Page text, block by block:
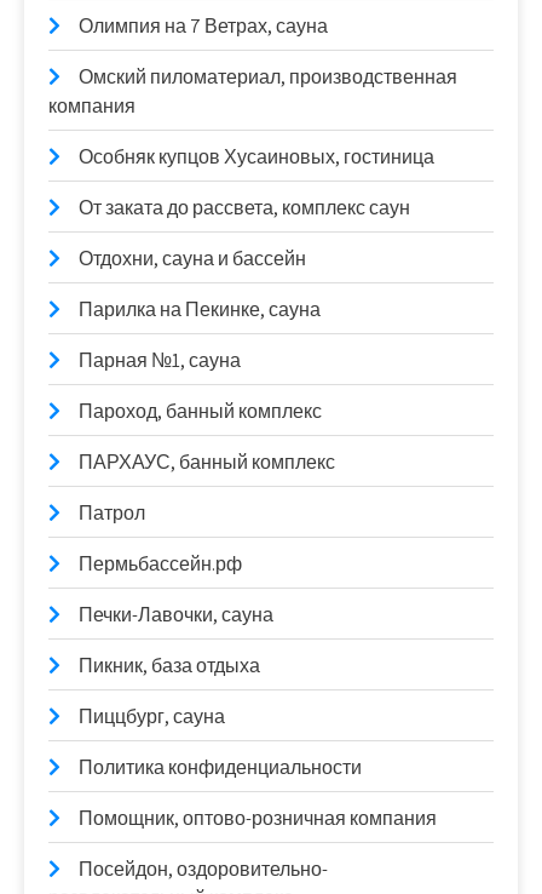
Олимпия на 7 Ветрах, сауна
Омский пиломатериал, производственная
компания
Особняк купцов Хусаиновых, гостиница
От заката до рассвета, комплекс саун
Отдохни, сауна и бассейн
Парилка на Пекинке, сауна
Парная №1, сауна
Пароход, банный комплекс
ПАРХАУС, банный комплекс
Патрол
Пермьбассейн.рф
Печки-Лавочки, сауна
Пикник, база отдыха
Пиццбург, сауна
Политика конфиденциальности
Помощник, оптово-розничная компания
Посейдон, оздоровительно-